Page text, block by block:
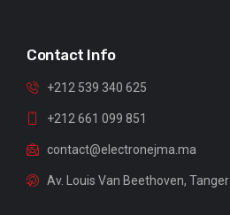
Contact Info
+212 539 340 625
+212 661 099 851
contact@electronejma.ma
Av. Louis Van Beethoven, Tanger